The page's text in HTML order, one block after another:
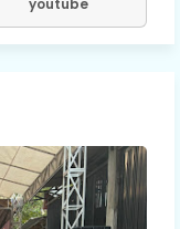
youtube